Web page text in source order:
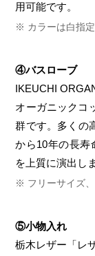
用可能です。
カラーは白指
④バスローブ
IKEUCHI
オーガニックコ
群です。多くの
から10年の長寿
を上質に演出し
フリーサイズ
⑤小物入れ
栃木レザー「レ